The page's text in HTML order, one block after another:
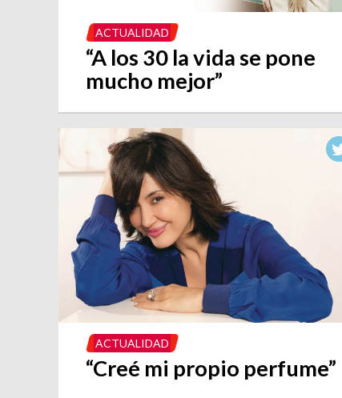
ACTUALIDAD
“A los 30 la vida se pone
mucho mejor”
ACTUALIDAD
“Creé mi propio perfume”